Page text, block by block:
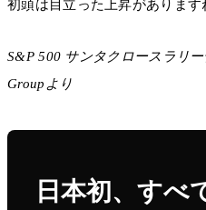
初頭は目立った上昇があります
S&P 500 サンタクロースラリ
Groupより
日本初、すべ